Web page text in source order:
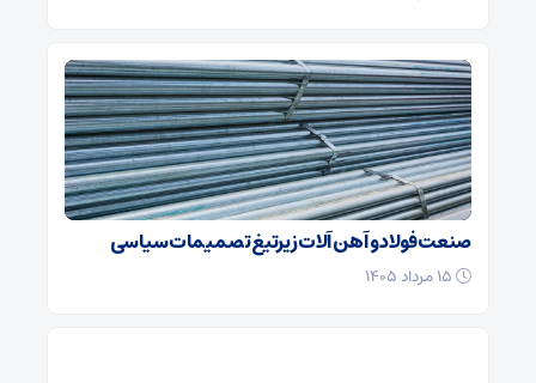
صنعت فولاد و آهن آلات زیر‌تیغ تصمیمات سیاسی